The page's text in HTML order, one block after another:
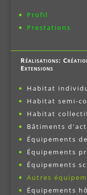
Profil
Prestations
Réalisations:
Extensions
Habitat
Habitat semi-
Habitat
Bâtiments
Équipements
Équipements
Équipements
Autres
Équipements